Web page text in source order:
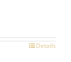
Details